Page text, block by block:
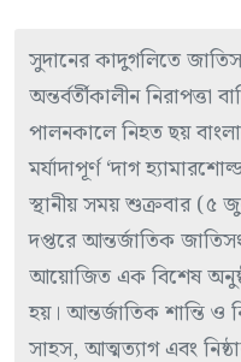
সুদানের কাদুগলিতে
অন্তর্বর্তীকালীন নিরাপত্তা
পালনকালে নিহত ছয়
মর্যাদাপূর্ণ ‘দাগ
স্থানীয় সময় শুক্রবার (৫
দপ্তরে আন্তর্জাতিক
আয়োজিত এক বিশেষ
হয়। আন্তর্জাতিক শান্তি ও
সাহস, আত্মত্যাগ এবং